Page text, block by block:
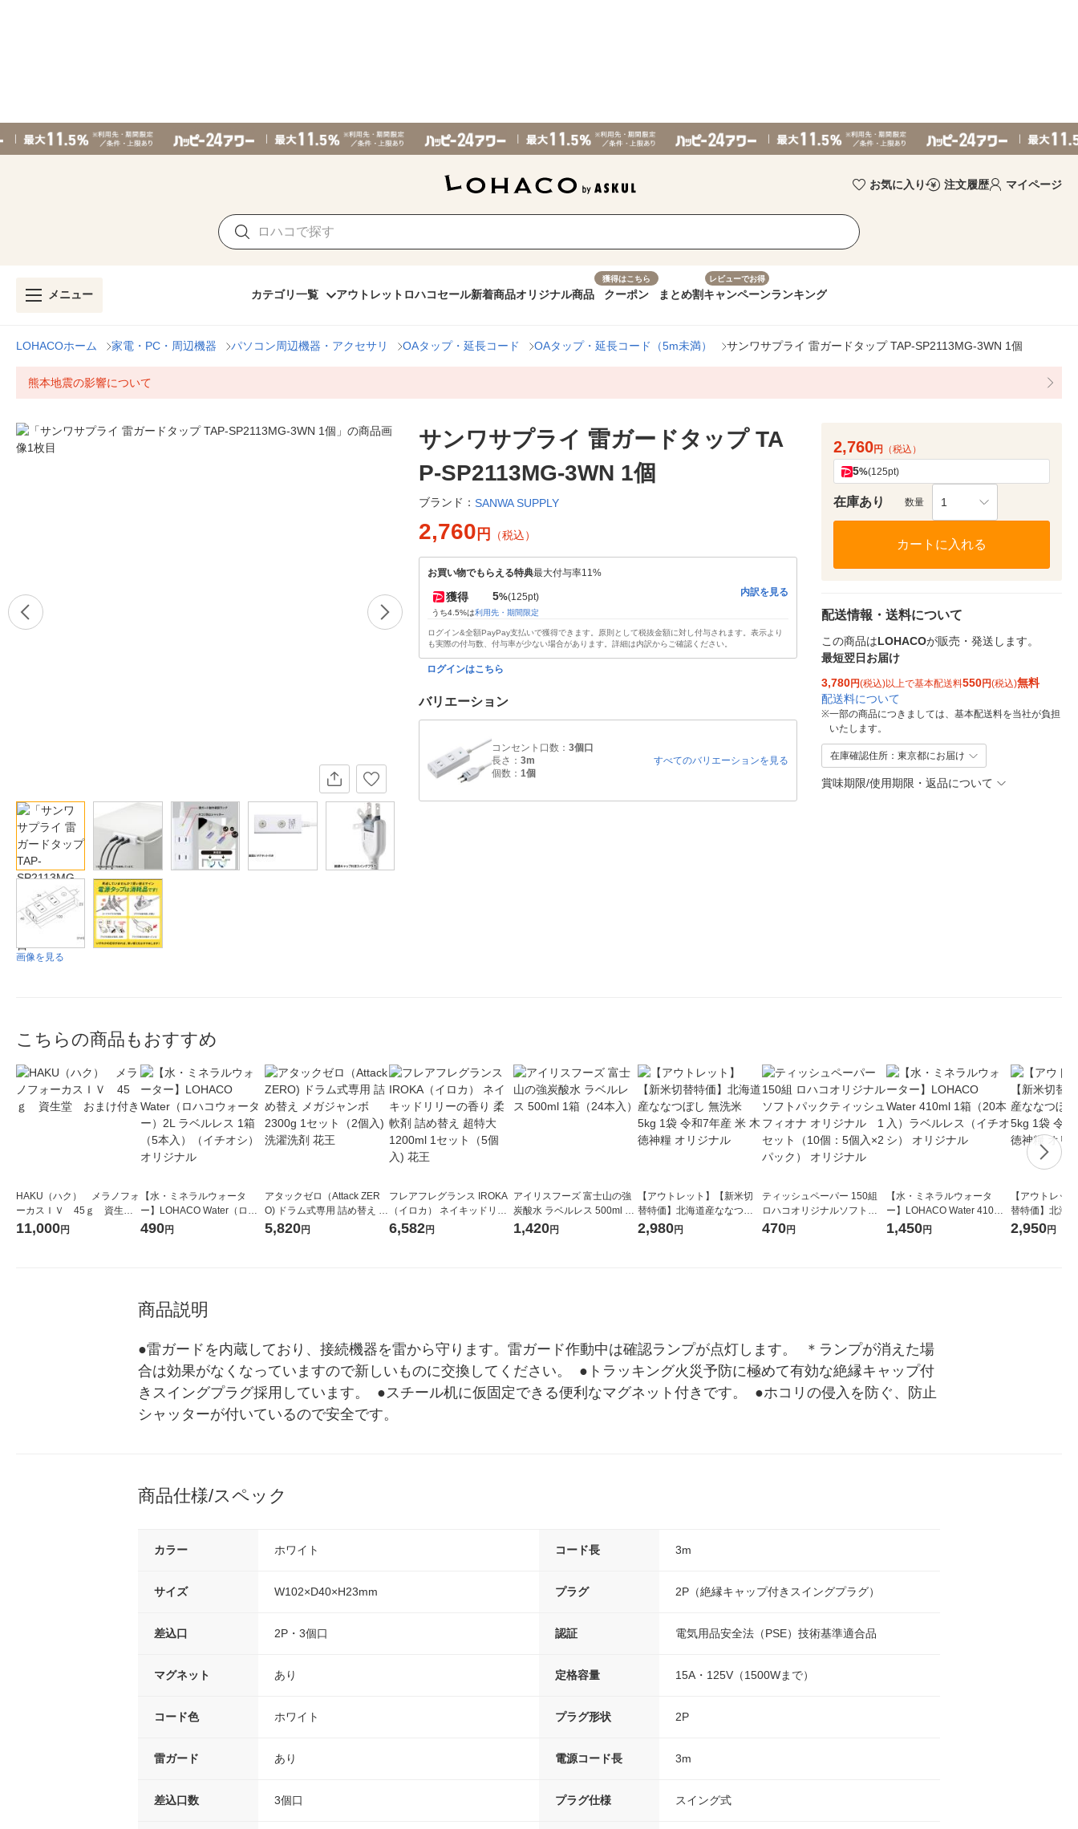
お気に入り 注文履歴 マイページ
メニュー カテゴリ一覧 アウトレット ロハコセール新着商品オリジナル商品
獲得はこちら
クーポン まとめ割
レビューでお得
キャンペーンランキング
LOHACOホーム 家電・PC・周辺機器 パソコン周辺機器・アクセサリ OAタップ・延長コード OAタップ・延長コード（5m未満） サンワサプライ 雷ガードタップ TAP-SP2113MG-3WN 1個
熊本地震の影響について
画像を見る
サンワサプライ 雷ガードタップ TA
P-SP2113MG-3WN 1個
ブランド： SANWA SUPPLY
2,760 円 （税込）
お買い物でもらえる特典最大付与率11%
獲得 5%(125pt)
うち4.5%は利用先・期間限定
内訳を見る
ログイン&全額PayPay支払いで獲得できます。原則として税抜金額に対し付与されます。表示より
も実際の付与数、付与率が少ない場合があります。詳細は内訳からご確認ください。
ログインはこちら
バリエーション
コンセント口数： 3個口
長さ： 3m
個数： 1個
すべてのバリエーションを見る
2,760円 （税込）
5%(125pt)
在庫あり 数量 1
カートに入れる
配送情報・送料について
この商品はLOHACOが販売・発送します。
最短翌日お届け
3,780円(税込)以上で基本配送料550円(税込)無料
配送料について
※一部の商品につきましては、基本配送料を当社が負担
いたします。
在庫確認住所：東京都にお届け
賞味期限/使用期限・返品について
こちらの商品もおすすめ
HAKU（ハク） メラノフォ
ーカスＩＶ 45ｇ 資生
堂 おまけ付き
11,000円
【水・ミネラルウォータ
ー】LOHACO Water（ロハ
コウォーター）2L ラベルレ
490円
アタックゼロ（Attack ZER
O) ドラム式専用 詰め替え メ
ガジャンボ 2300g 1セット
（2個入) 洗濯洗剤 花王
5,820円
フレアフレグランス IROKA
（イロカ） ネイキッドリリ
ーの香り 柔軟剤 詰め替え 超
特大 1200ml 1セット（5個
6,582円
アイリスフーズ 富士山の強
炭酸水 ラベルレス 500ml 1
箱（24本入）
1,420円
【アウトレット】【新米切
替特価】北海道産ななつぼ
し 無洗米 5kg 1袋 令和7年産
米 木徳神糧 オリジナル
2,980円
ティッシュペーパー 150組
ロハコオリジナルソフトパ
ックティッシュ フィオナ オ
470円
【水・ミネラルウォータ
ー】LOHACO Water 410ml
1箱（20本入）ラベルレス
（イチオシ） オリジナル
1,450円
【アウトレッ
替特価】北海
し 精白米 5kg
米 木徳神糧 オ
2,950円
商品説明
●雷ガードを内蔵しており、接続機器を雷から守ります。雷ガード作動中は確認ランプが点灯します。  ＊ランプが消えた場
合は効果がなくなっていますので新しいものに交換してください。  ●トラッキング火災予防に極めて有効な絶縁キャップ付
きスイングプラグ採用しています。  ●スチール机に仮固定できる便利なマグネット付きです。  ●ホコリの侵入を防ぐ、防止
シャッターが付いているので安全です。
商品仕様/スペック
カラー ホワイト コード長 3m
サイズ W102×D40×H23mm プラグ 2P（絶縁キャップ付きスイングプラグ）
差込口 2P・3個口 認証 電気用品安全法（PSE）技術基準適合品
マグネット あり 定格容量 15A・125V（1500Wまで）
コード色 ホワイト プラグ形状 2P
雷ガード あり 電源コード長 3m
差込口数 3個口 プラグ仕様 スイング式